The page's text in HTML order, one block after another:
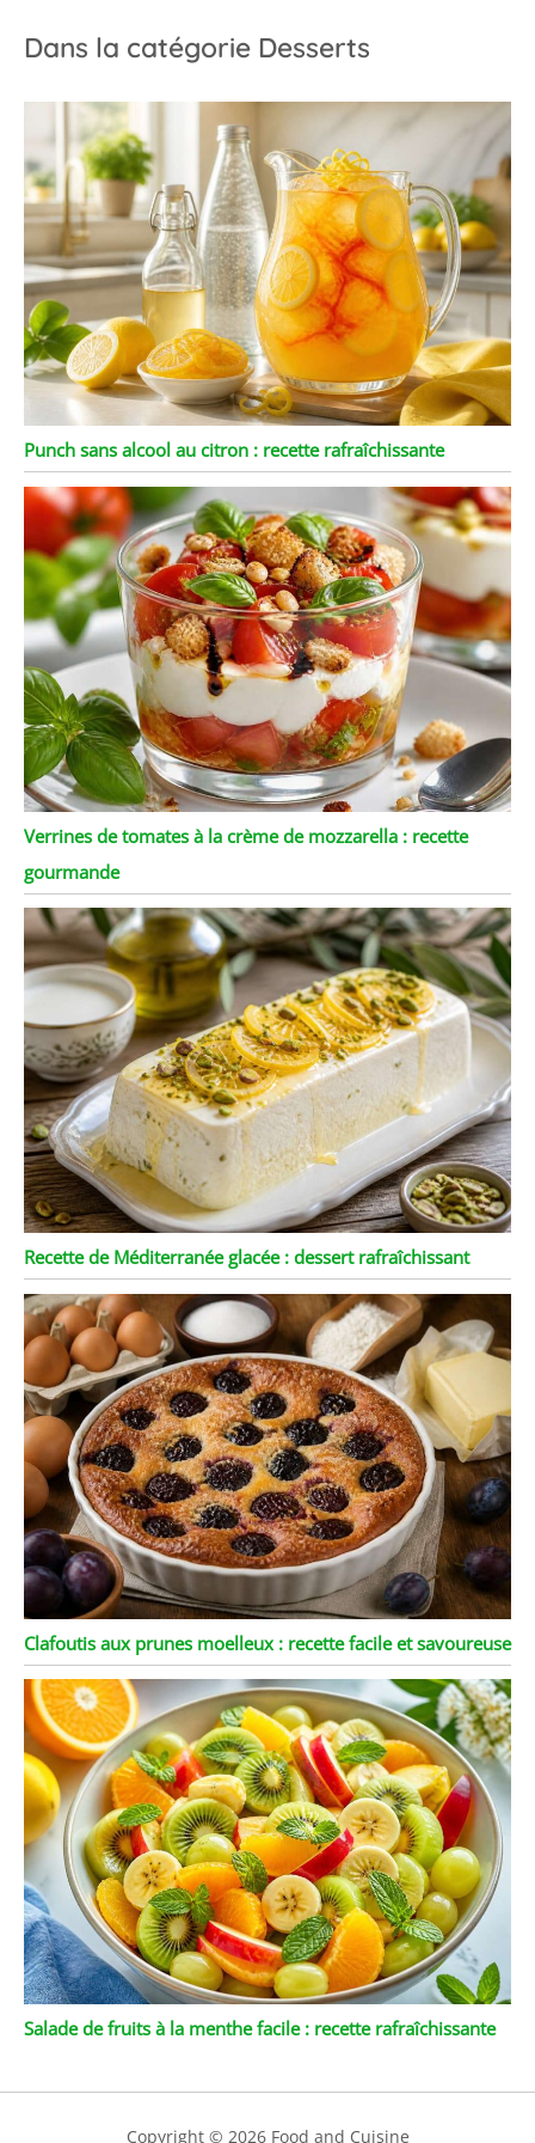
Dans la catégorie Desserts
Punch sans alcool au citron : recette rafraîchissante
Verrines de tomates à la crème de mozzarella : recette
gourmande
Recette de Méditerranée glacée : dessert rafraîchissant
Clafoutis aux prunes moelleux : recette facile et savoureuse
Salade de fruits à la menthe facile : recette rafraîchissante
Copyright © 2026 Food and Cuisine